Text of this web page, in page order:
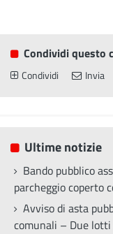
Condividi questo
Condividi Invia
Ultime notizie
Bando pubblico
parcheggio coperto
Avviso di asta
comunali – Due